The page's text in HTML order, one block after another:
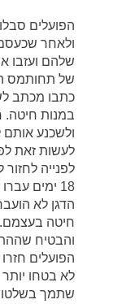
הפועלים
ולאחר
שלהם ועזבו
של תחותמס
כתבו מכתב
במנות חיטה.
ולשכנע אותם
לעשות זאת
לפנייה
18 ימים
הדגן לא
חיטה
והבטיח
הפועלים
לא בטחו
שתמך